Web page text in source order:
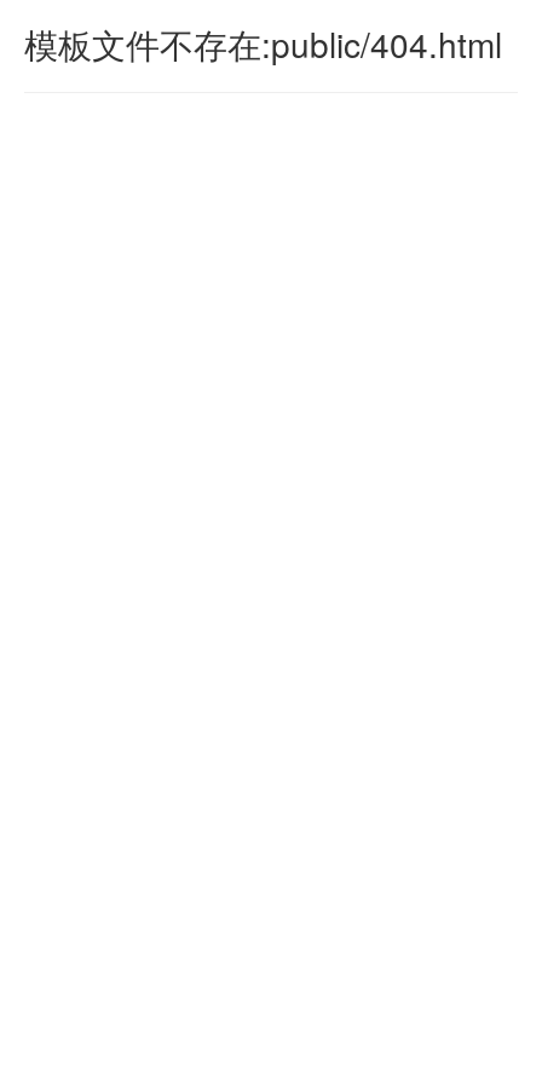
模板文件不存在:public/404.html